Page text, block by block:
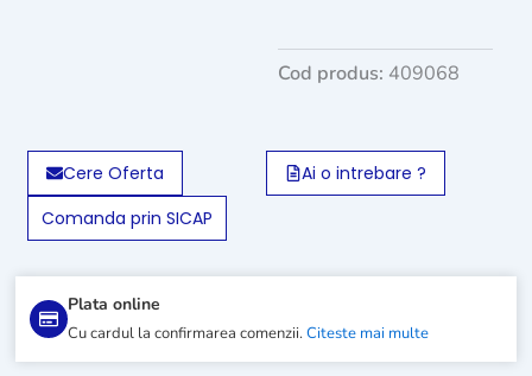
Plata online
Cu cardul la confirmarea comenzii.Citeste mai multe
Cod produs: 409068
Cere Oferta
Ai o intrebare ?
Comanda prin SICAP